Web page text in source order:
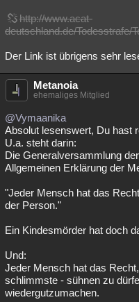
http://www.acat-
deutschland.de/Todesstrafe/
Der Link ist übrigens sehr
Metanoia
ehemaliges Mitglied
@Vymaanika
Absolut lesenswert, Du hast
U.a. steht darin:
Die Generalversammlung
Allgemeinen Erklärung der
"Jeder Mensch hat das
der Person."
Ein Kindesmörder hat doch
Und:
Jeder Mensch hat das
schlimmste - sühnen zu
wiedergutzumachen.